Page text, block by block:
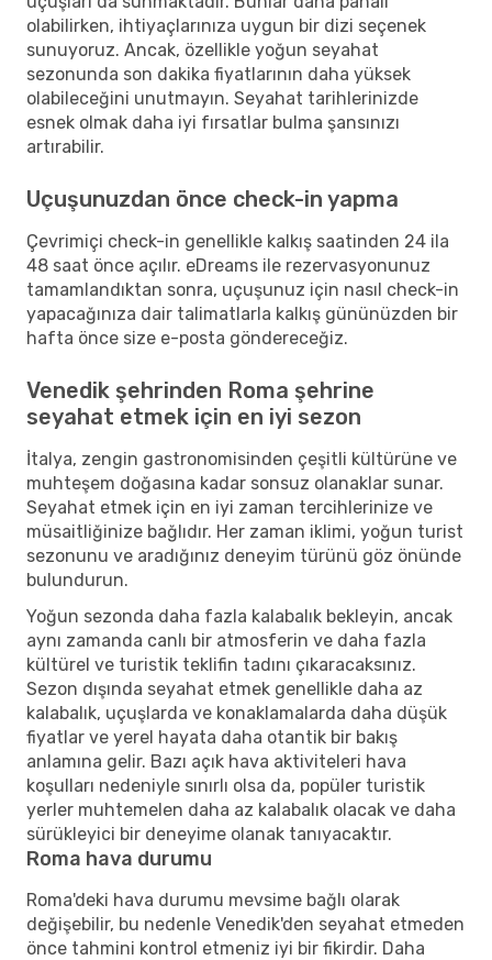
olabilirken, ihtiyaçlarınıza uygun bir dizi seçenek
sunuyoruz. Ancak, özellikle yoğun seyahat
sezonunda son dakika fiyatlarının daha yüksek
olabileceğini unutmayın. Seyahat tarihlerinizde
esnek olmak daha iyi fırsatlar bulma şansınızı
artırabilir.
Uçuşunuzdan önce check-in yapma
Çevrimiçi check-in genellikle kalkış saatinden 24 ila
48 saat önce açılır. eDreams ile rezervasyonunuz
tamamlandıktan sonra, uçuşunuz için nasıl check-in
yapacağınıza dair talimatlarla kalkış gününüzden bir
hafta önce size e-posta göndereceğiz.
Venedik şehrinden Roma şehrine
seyahat etmek için en iyi sezon
İtalya, zengin gastronomisinden çeşitli kültürüne ve
muhteşem doğasına kadar sonsuz olanaklar sunar.
Seyahat etmek için en iyi zaman tercihlerinize ve
müsaitliğinize bağlıdır. Her zaman iklimi, yoğun turist
sezonunu ve aradığınız deneyim türünü göz önünde
bulundurun.
Yoğun sezonda daha fazla kalabalık bekleyin, ancak
aynı zamanda canlı bir atmosferin ve daha fazla
kültürel ve turistik teklifin tadını çıkaracaksınız.
Sezon dışında seyahat etmek genellikle daha az
kalabalık, uçuşlarda ve konaklamalarda daha düşük
fiyatlar ve yerel hayata daha otantik bir bakış
anlamına gelir. Bazı açık hava aktiviteleri hava
koşulları nedeniyle sınırlı olsa da, popüler turistik
yerler muhtemelen daha az kalabalık olacak ve daha
sürükleyici bir deneyime olanak tanıyacaktır.
Roma hava durumu
Roma'deki hava durumu mevsime bağlı olarak
değişebilir, bu nedenle Venedik'den seyahat etmeden
önce tahmini kontrol etmeniz iyi bir fikirdir. Daha